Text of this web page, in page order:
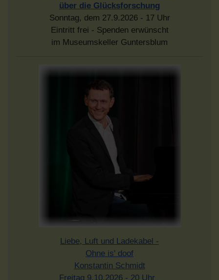
über die Glücksforschung
Sonntag, dem 27.9.2026 - 17 Uhr
Eintritt frei - Spenden erwünscht
im Museumskeller Guntersblum
Liebe, Luft und Ladekabel -
Ohne is' doof
Konstantin Schmidt
Freitag 9.10.2026 - 20 Uhr